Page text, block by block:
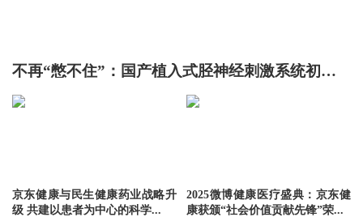
不再“憋不住”：国产植入式胫神经刺激系统初步临床验证，90%患者尿失禁次数减半
京东健康与民生健康药业战略升
级 共建以患者为中心的科学...
2025微博健康医疗盛典：京东健
康获颁“社会价值贡献先锋”荣...